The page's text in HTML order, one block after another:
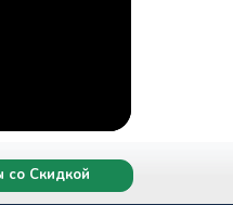
со Скидкой